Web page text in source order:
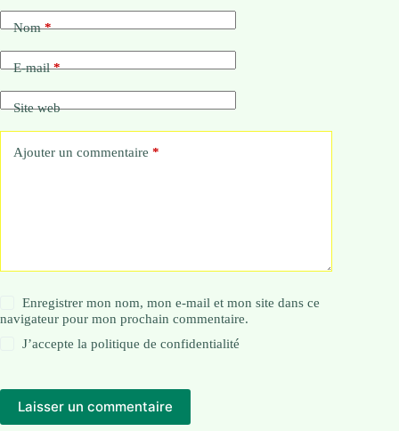
Nom*
E-mail*
Site web
Ajouter un commentaire *
Enregistrer mon nom, mon e-mail et mon site dans ce
navigateur pour mon prochain commentaire.
J’accepte lapolitique de confidentialité
Laisser un commentaire